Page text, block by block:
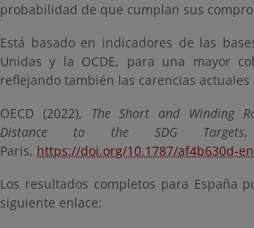
probabilidad de que cumplan sus
Está basado en indicadores de las
Unidas y la OCDE, para una mayor
reflejando también las carencias actuales
OECD (2022), The Short and Winding
Distance to the SDG Targets,
Paris, https://doi.org/10.1787/af4b630d-en
Los resultados completos para España
siguiente enlace: